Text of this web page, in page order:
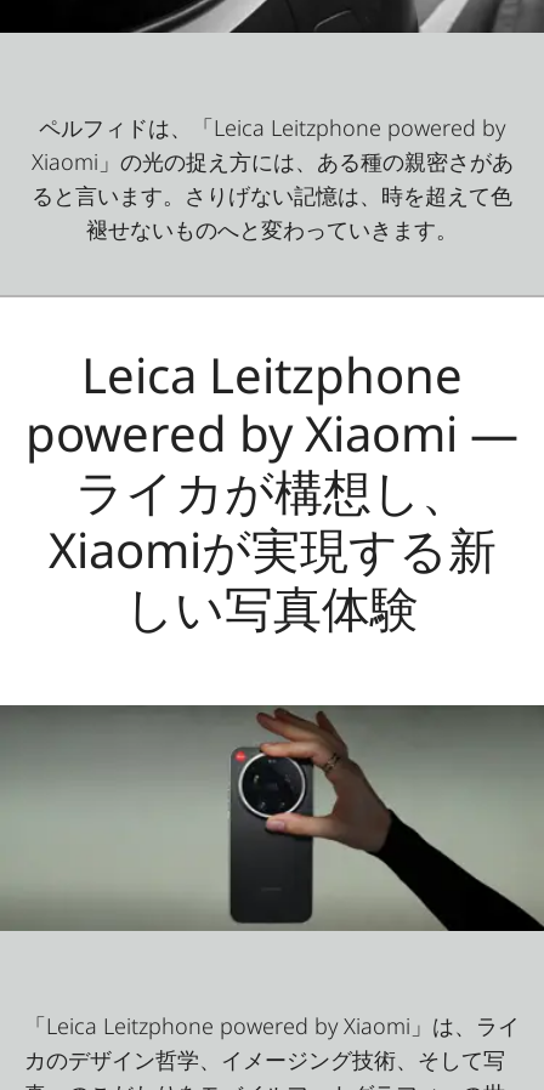
ペルフィドは、「Leica Leitzphone powered by
Xiaomi」の光の捉え方には、ある種の親密さがあ
ると言います。さりげない記憶は、時を超えて色
褪せないものへと変わっていきます。
Leica Leitzphone
powered by Xiaomi ―
ライカが構想し、
Xiaomiが実現する新
しい写真体験
「Leica Leitzphone powered by Xiaomi」は、ライ
カのデザイン哲学、イメージング技術、そして写